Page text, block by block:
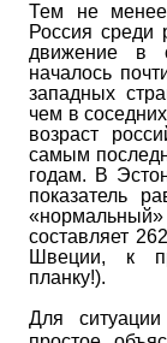
Тем не
Россия среди
движение в
началось
западных
чем в
возраст
самым
годам. В
показатель
составляет
Швеции, к
планку!).
Для